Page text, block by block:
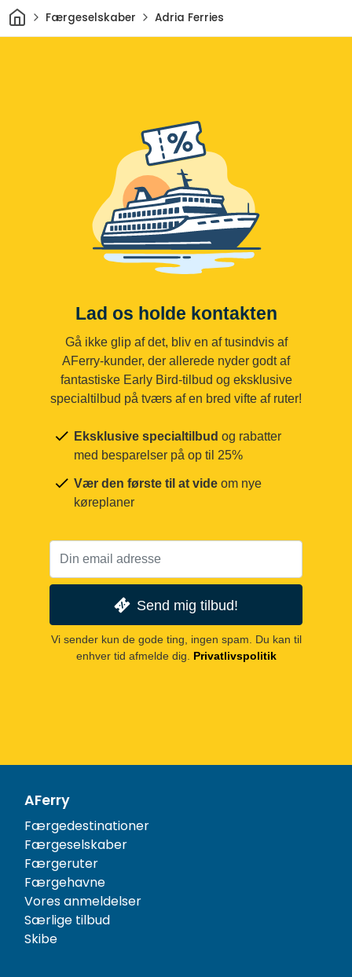
HjemFærgeselskaber Adria Ferries
Lad os holde kontakten
Gå ikke glip af det, bliv en af tusindvis af
AFerry-kunder, der allerede nyder godt af
fantastiske Early Bird-tilbud og eksklusive
specialtilbud på tværs af en bred vifte af ruter!
Eksklusive specialtilbud og rabatter
med besparelser på op til 25%
Vær den første til at vide om nye
køreplaner
Send mig tilbud!
Vi sender kun de gode ting, ingen spam. Du kan til
enhver tid afmelde dig.
Privatlivspolitik
AFerry
Færgedestinationer
Færgeselskaber
Færgeruter
Færgehavne
Vores anmeldelser
Særlige tilbud
Skibe